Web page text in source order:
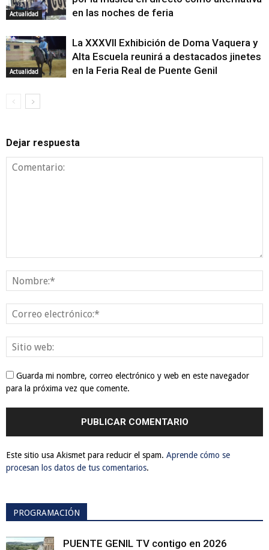
Actualidad
en las noches de feria
Actualidad
La XXXVII Exhibición de Doma Vaquera y
Alta Escuela reunirá a destacados jinetes
en la Feria Real de Puente Genil
Dejar respuesta
Guarda mi nombre, correo electrónico y web en este navegador
para la próxima vez que comente.
Este sitio usa Akismet para reducir el spam. Aprende cómo se
procesan los datos de tus comentarios.
PROGRAMACIÓN
PUENTE GENIL TV contigo en 2026